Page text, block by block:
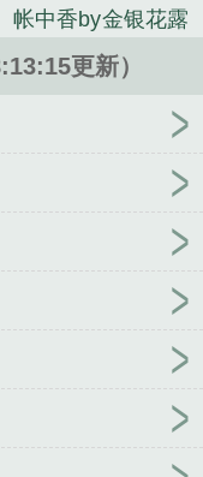
帐中香by金银花露
银花露海棠讲的什
银花露主角是谁
香by金银花露未删
银花露删减版完整
露在线全文免费阅
中香金银花露在哪
帐中
帐中香by金银花
被系统
更新）